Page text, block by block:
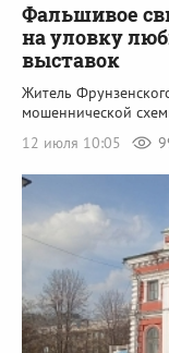
Фальшивое
на уловку
выставок
Житель
мошеннической
12 июля 10:05